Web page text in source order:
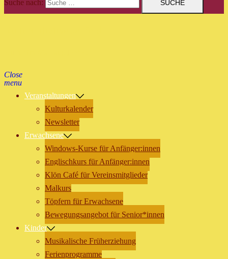
Suche nach:
Close
menu
Veranstaltungen
Kulturkalender
Newsletter
Erwachsene
Windows-Kurse für Anfänger:innen
Englischkurs für Anfänger:innen
Klön Café für Vereinsmitglieder
Malkurs
Töpfern für Erwachsene
Bewegungsangebot für Senior*innen
Kinder
Musikalische Früherziehung
Ferienprogramme